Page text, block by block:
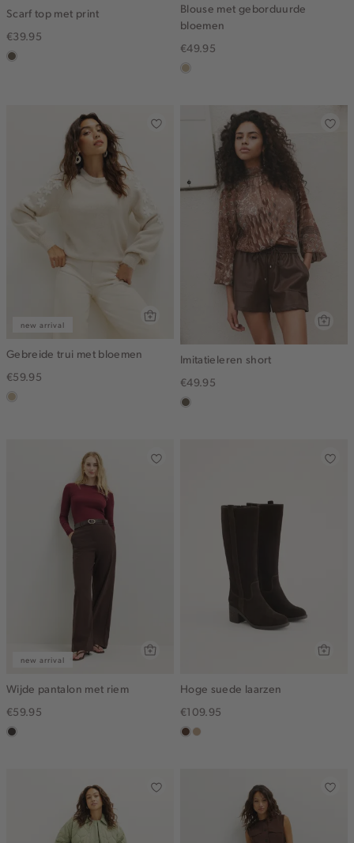
Scarf top met print
€39.95
middenbruin
Blouse met geborduurde
bloemen
€49.95
lichtzand
new arrival
Gebreide trui met bloemen
€59.95
lichtzand
Imitatieleren short
€49.95
middenbruin
new arrival
Wijde pantalon met riem
€59.95
choco
Hoge suede laarzen
€109.95
donkerbruin
zand